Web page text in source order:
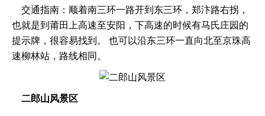
交通指南：顺着南三环一路开到东三环，郑汴路右拐，
也就是到莆田上高速至安阳，下高速的时候有马氏庄园的
提示牌，很容易找到。 也可以沿东三环一直向北至京珠高
速柳林站，路线相同。
二郎山风景区